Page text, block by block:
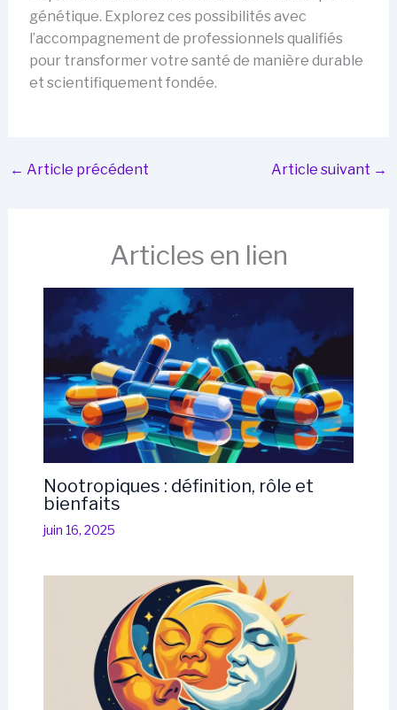
génétique. Explorez ces possibilités avec
l’accompagnement de professionnels qualifiés
pour transformer votre santé de manière durable
et scientifiquement fondée.
← Article précédent Article suivant →
Articles en lien
Nootropiques : définition, rôle et
bienfaits
juin 16, 2025